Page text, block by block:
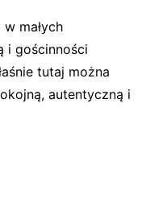
małych
i gościnności
tutaj można
autentyczną i